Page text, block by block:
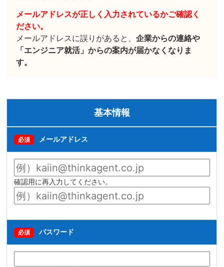
メールアドレスが正しく入力されているかご確認く
ださい。
メールアドレスに誤りがあると、企業からの連絡や
「エンジニア就活」からの案内が届かなくなりま
す。
基本情報
必須 メールアドレス
確認用に再入力してください。
必須 パスワード